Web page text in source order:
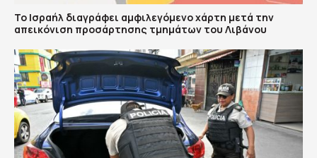
Το Ισραήλ διαγράφει αμφιλεγόμενο χάρτη μετά την
απεικόνιση προσάρτησης τμημάτων του Λιβάνου